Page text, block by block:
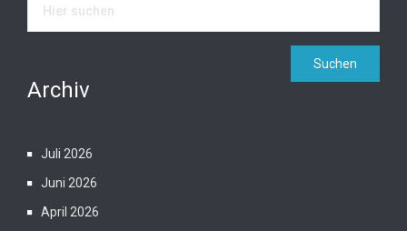
Archiv
Juli 2026
Juni 2026
April 2026